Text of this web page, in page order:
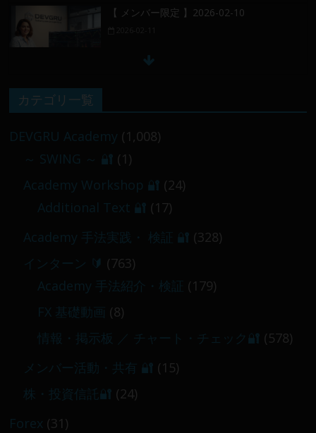
【 メンバー限定 】2026-02-10
／
【 メンバー限定 】2026-03-05～06
カテゴリ一覧
DEVGRU Academy (1,008)
～ SWING ～ 🔐 (1)
Academy Workshop 🔐 (24)
Additional Text 🔐 (17)
Academy 手法実践・ 検証 🔐 (328)
インターン 🔰 (763)
Academy 手法紹介・検証 (179)
FX 基礎動画 (8)
情報・掲示板 ／ チャート・チェック🔐 (578)
メンバー活動・共有 🔐 (15)
株・投資信託🔐 (24)
Forex (31)